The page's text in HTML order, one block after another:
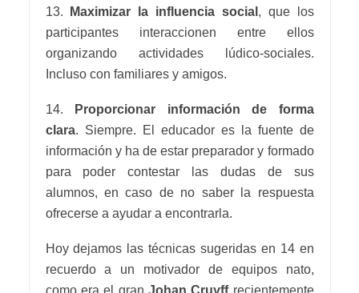
13. Maximizar la influencia social , que los
participantes interaccionen entre ellos
organizando actividades lúdico-sociales.
Incluso con familiares y amigos.
14. Proporcionar información de forma
clara. Siempre. El educador es la fuente de
información y ha de estar preparador y formado
para poder contestar las dudas de sus
alumnos, en caso de no saber la respuesta
ofrecerse a ayudar a encontrarla.
Hoy dejamos las técnicas sugeridas en 14 en
recuerdo a un motivador de equipos nato,
como era el gran Johan Cruyffrecientemente